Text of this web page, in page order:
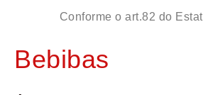
Conforme o art.82 do
Bebibas